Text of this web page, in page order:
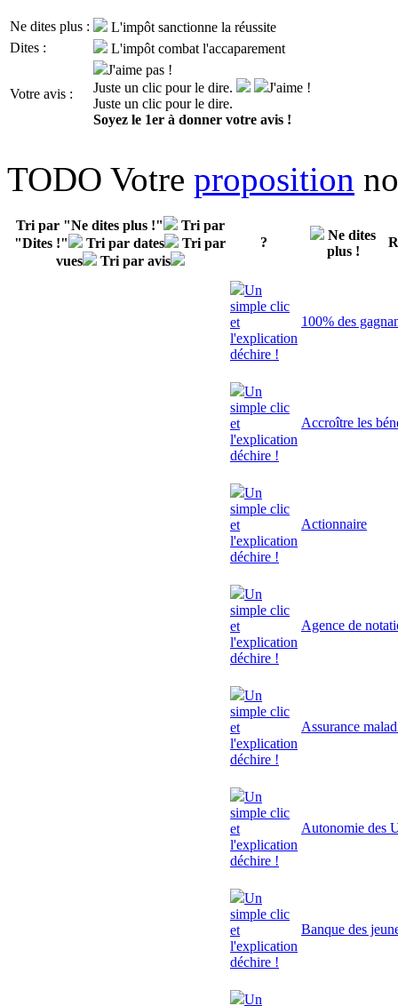
Ne dites plus :
L'impôt sanctionne la réussite
Dites :
L'impôt combat l'accaparement
Votre avis :
J'aime pas !
Juste un clic pour le dire.
J'aime !
Juste un clic pour le dire.
Soyez le 1er à donner votre avis !
TODO Votre proposition
Tri par "Ne dites plus !"
Tri par
"Dites !"
Tri par dates
Tri par
vues
Tri par avis
?
Ne dites
plus !
Un
simple clic
et
l'explication
déchire !
100% des
Un
simple clic
et
l'explication
déchire !
Accroître les
Un
simple clic
et
l'explication
déchire !
Actionnaire
Un
simple clic
et
l'explication
déchire !
Agence de
Un
simple clic
et
l'explication
déchire !
Assurance
Un
simple clic
et
l'explication
déchire !
Autonomie des
Un
simple clic
et
l'explication
déchire !
Banque des
Un